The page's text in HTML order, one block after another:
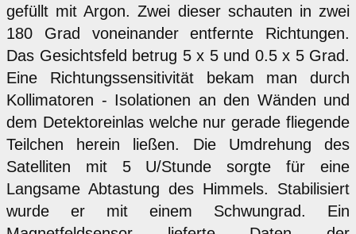
gefüllt mit Argon. Zwei dieser schauten in zwei
180 Grad voneinander entfernte Richtungen.
Das Gesichtsfeld betrug 5 x 5 und 0.5 x 5 Grad.
Eine Richtungssensitivität bekam man durch
Kollimatoren - Isolationen an den Wänden und
dem Detektoreinlas welche nur gerade fliegende
Teilchen herein ließen. Die Umdrehung des
Satelliten mit 5 U/Stunde sorgte für eine
Langsame Abtastung des Himmels. Stabilisiert
wurde er mit einem Schwungrad. Ein